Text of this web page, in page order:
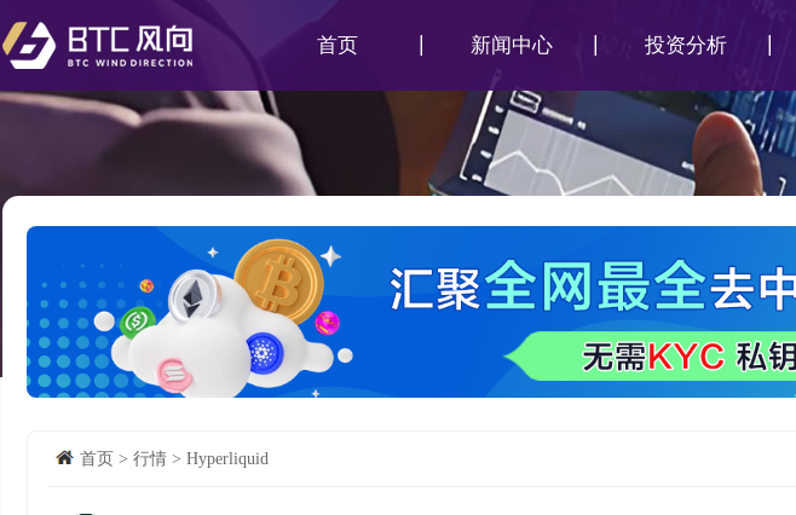
首页 新闻中心 投资分析
首页 >行情 >Hyperliquid